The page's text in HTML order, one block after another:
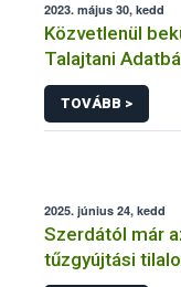
2023. május 30, kedd
Közvetlenül
Talajtani
TOVÁBB >
2025. június 24, kedd
Szerdától már
tűzgyújtási